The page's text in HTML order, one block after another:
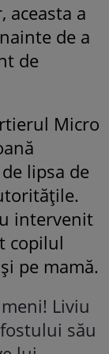
aceasta a
de a
de
Micro
lipsa de
intervenit
copilul
pe mamă.